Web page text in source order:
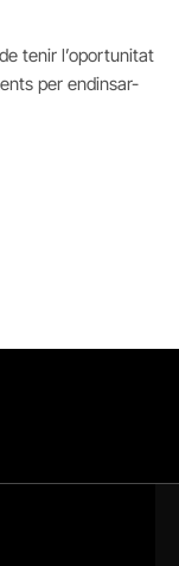
tenir l’oportunitat
per endinsar-